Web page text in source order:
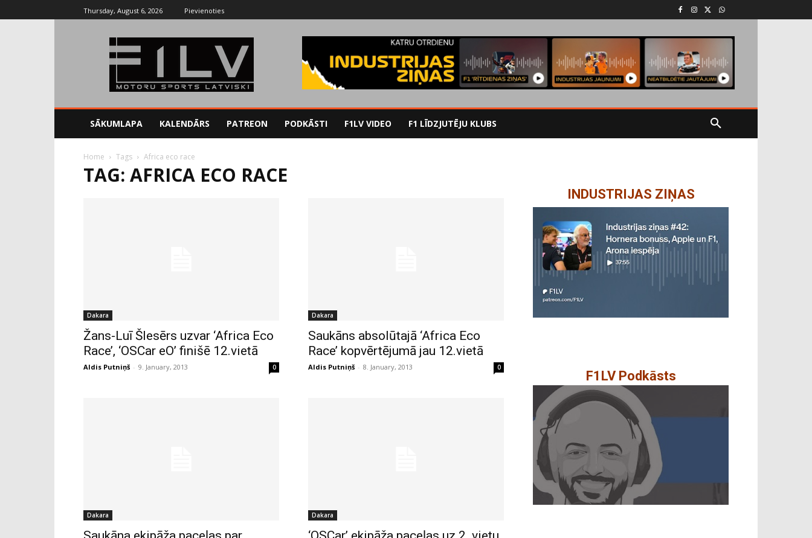
Thursday, August 6, 2026 Pievienoties
SĀKUMLAPA KALENDĀRS PATREON PODKĀSTI F1LV VIDEO F1 LĪDZJUTĒJU KLUBS
Home Tags Africa eco race
TAG: AFRICA ECO RACE
Dakara
Žans-Luī Šlesērs uzvar ‘Africa Eco
Race’, ‘OSCar eO’ finišē 12.vietā
Aldis Putniņš - 9. January, 2013 0
Dakara
Saukāns absolūtajā ‘Africa Eco
Race’ kopvērtējumā jau 12.vietā
Aldis Putniņš - 8. January, 2013 0
Dakara Dakara
INDUSTRIJAS ZIŅAS
F1LV Podkāsts